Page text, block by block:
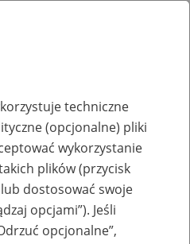
lub
zakładów pracy
techniczne
(opcjonalne) pliki
wykorzystanie
plików (przycisk
dostosować swoje
opcjami”). Jeśli
opcjonalne”,